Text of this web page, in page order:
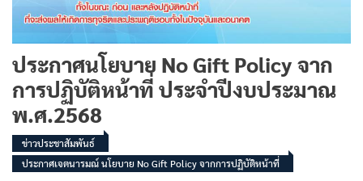
ประกาศนโยบาย No Gift Policy จาก
การปฏิบัติหน้าที่ ประจำปีงบประมาณ
พ.ศ.2568
ข่าวประชาสัมพันธ์
ประกาศเจตนารมณ์ นโยบาย No Gift Policy จากการปฏิบัติหน้าที่